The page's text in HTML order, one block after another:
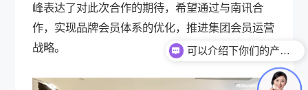
峰表达了对此次合作的期待，希望通过与南讯合
作，实现品牌会员体系的优化，推进集团会员运营
战略。
你们是怎么收费的呢？